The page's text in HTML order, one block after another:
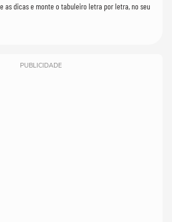
as dicas e monte o tabuleiro letra por letra, no seu
PUBLICIDADE